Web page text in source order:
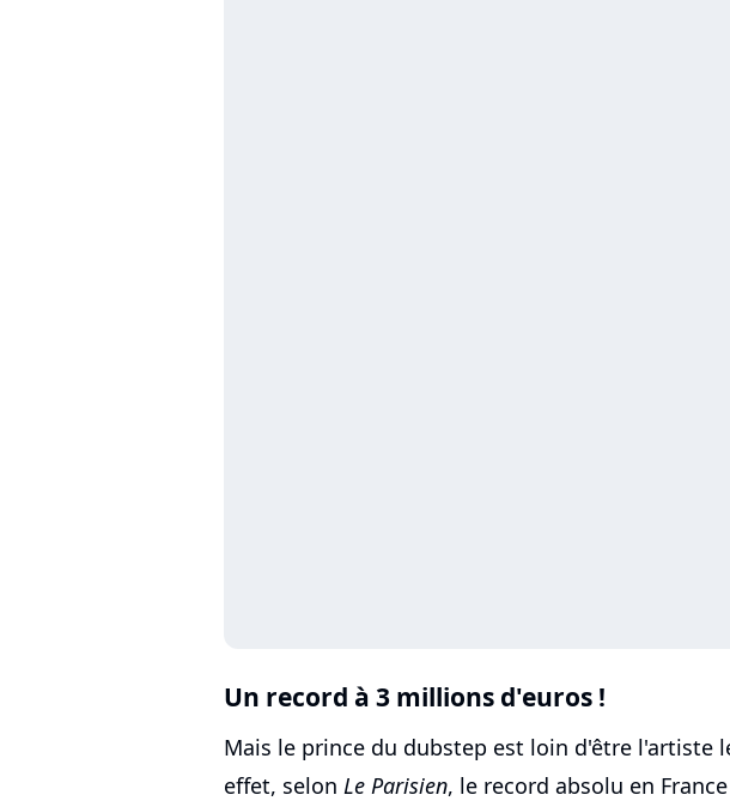
Un record à 3 millions d'euros !
Mais le prince du dubstep est loin d'être l'artiste
effet, selon Le Parisien, le record absolu en